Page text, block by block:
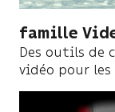
famille
Des outils de
vidéo pour les